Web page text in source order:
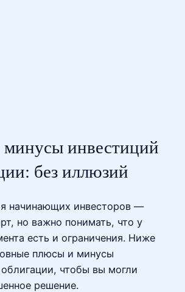
инвестиций
без иллюзий
начинающих инвесторов —
но важно понимать, что у
есть и ограничения. Ниже
плюсы и минусы
чтобы вы могли
решение.